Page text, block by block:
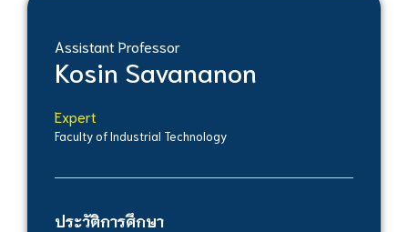
Assistant Professor
Kosin Savananon
Expert
Faculty of Industrial Technology
ประวัติการศึกษา